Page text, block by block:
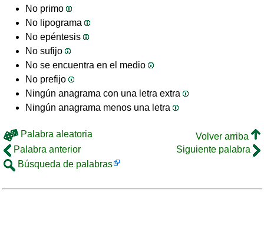
No primo
No lipograma
No epéntesis
No sufijo
No se encuentra en el medio
No prefijo
Ningún anagrama con una letra extra
Ningún anagrama menos una letra
Palabra aleatoria
Volver arriba
Palabra anterior
Siguiente palabra
Búsqueda de palabras